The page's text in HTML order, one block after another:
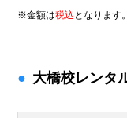
※金額は税込 となります。
大橋校レンタ